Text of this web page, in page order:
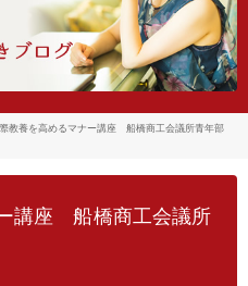
教養を高めるマナー講座 船橋商工会議所青年部
講座 船橋商工会議所